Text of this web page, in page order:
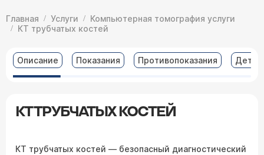
Главная Услуги
Компьютерная томография услуги
КТ трубчатых костей
Описание Показания Противопоказания
КТ ТРУБЧАТЫХ КОСТЕЙ
КТ трубчатых костей — безопасный диагностический